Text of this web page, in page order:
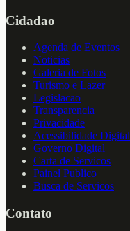
Cidadao
Agenda de Eventos
Noticias
Galeria de Fotos
Turismo e Lazer
Legislacao
Transparencia
Privacidade
Acessibilidade Digital
Governo Digital
Carta de Servicos
Painel Publico
Busca de Servicos
Contato